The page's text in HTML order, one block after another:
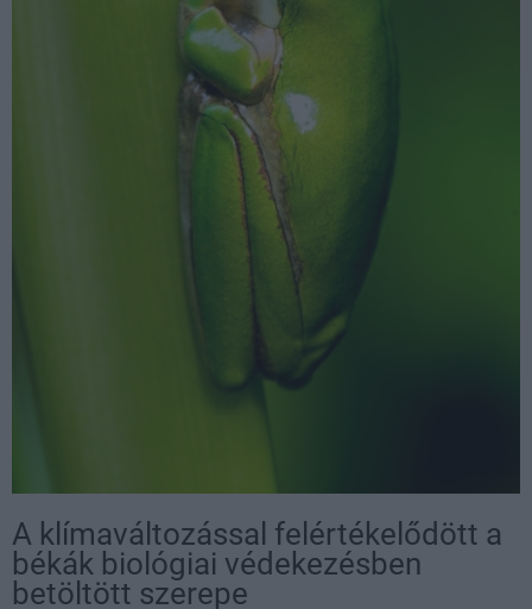
A klímaváltozással felértékelődött a
békák biológiai védekezésben
betöltött szerepe